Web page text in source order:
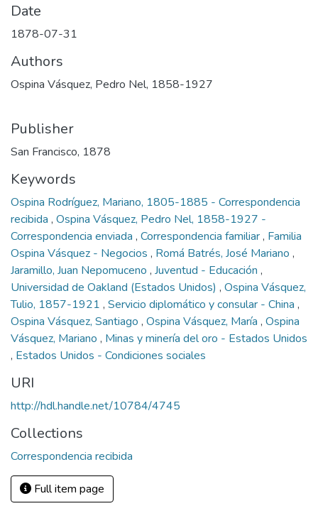
Date
1878-07-31
Authors
Ospina Vásquez, Pedro Nel, 1858-1927
Publisher
San Francisco, 1878
Keywords
Ospina Rodríguez, Mariano, 1805-1885 - Correspondencia
recibida , Ospina Vásquez, Pedro Nel, 1858-1927 -
Correspondencia enviada , Correspondencia familiar, Familia
Ospina Vásquez - Negocios , Romá Batrés, José Mariano ,
Jaramillo, Juan Nepomuceno , Juventud - Educación ,
Universidad de Oakland (Estados Unidos) , Ospina Vásquez,
Tulio, 1857-1921 , Servicio diplomático y consular - China ,
Ospina Vásquez, Santiago , Ospina Vásquez, María , Ospina
Vásquez, Mariano , Minas y minería del oro - Estados Unidos
, Estados Unidos - Condiciones sociales
URI
http://hdl.handle.net/10784/4745
Collections
Correspondencia recibida
Full item page